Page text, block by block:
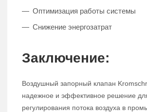
Оптимизация работы системы
Снижение энергозатрат
Заключение:
Воздушный запорный клапан
надежное и эффективное решение
регулирования потока воздуха в